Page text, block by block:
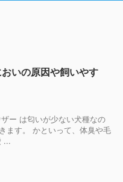
いの原因や飼いやす
ー は匂いが少ない犬種なの
ます。 かといって、体臭や毛
...